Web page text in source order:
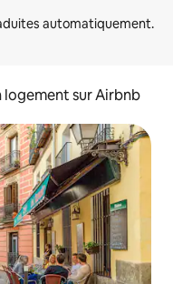
sur Airbnb